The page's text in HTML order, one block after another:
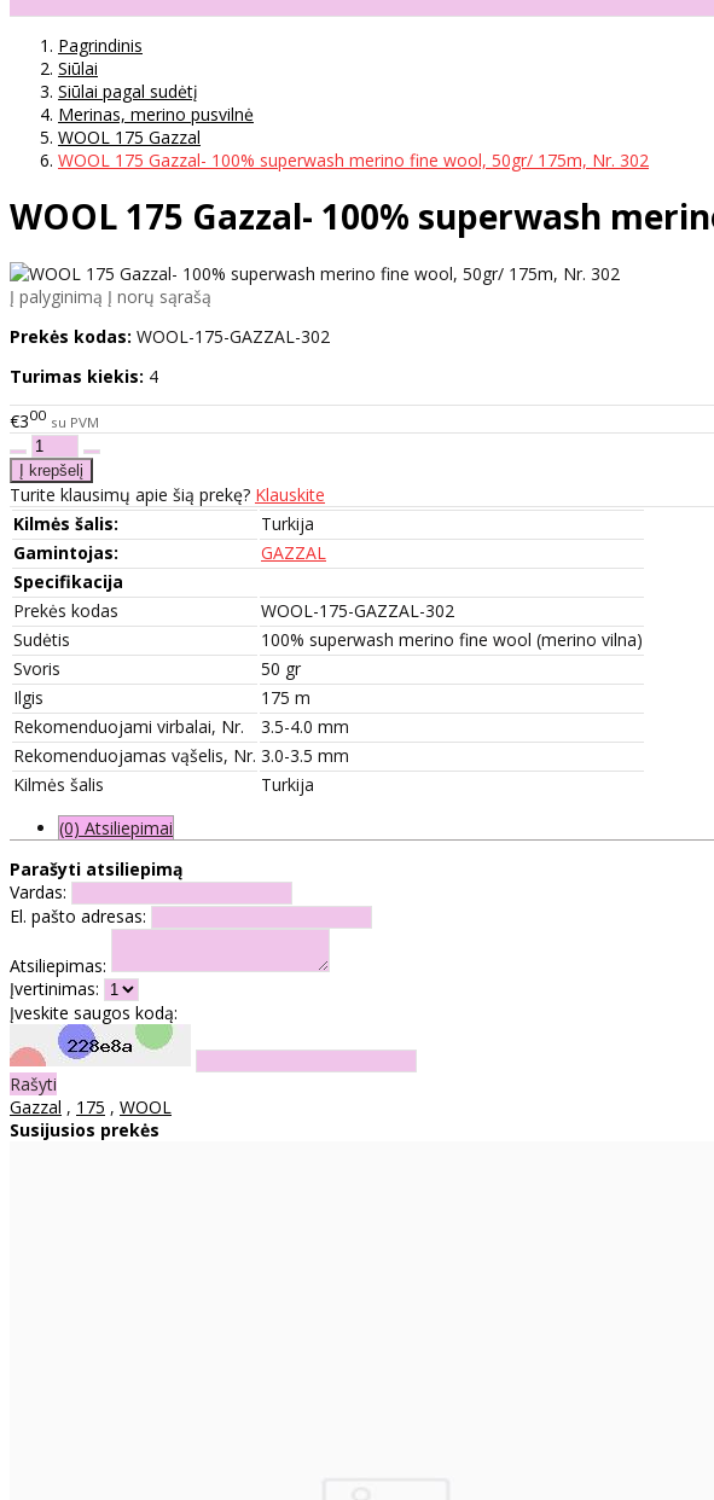
Pagrindinis
Siūlai
Siūlai pagal sudėtį
Merinas, merino pusvilnė
WOOL 175 Gazzal
WOOL 175 Gazzal- 100% superwash merino fine wool, 50gr/ 175m, Nr. 302
WOOL 175 Gazzal- 100% superwash
Į palyginimą Į norų sąrašą
Prekės kodas: WOOL-175-GAZZAL-302
Turimas kiekis: 4
€300 su PVM
Turite klausimų apie šią prekę? Klauskite
Kilmės šalis:
Turkija
Gamintojas:
GAZZAL
Specifikacija
Prekės kodas
WOOL-175-GAZZAL-302
Sudėtis
100% superwash merino fine wool (merino vilna)
Svoris
50 gr
Ilgis
175 m
Rekomenduojami virbalai, Nr.
3.5-4.0 mm
Rekomenduojamas vąšelis, Nr. 3.0-3.5 mm
Kilmės šalis
Turkija
(0) Atsiliepimai
Parašyti atsiliepimą
Vardas:
El. pašto adresas:
Atsiliepimas:
Įvertinimas:
Įveskite saugos kodą:
Rašyti
Gazzal , 175 , WOOL
Susijusios prekės